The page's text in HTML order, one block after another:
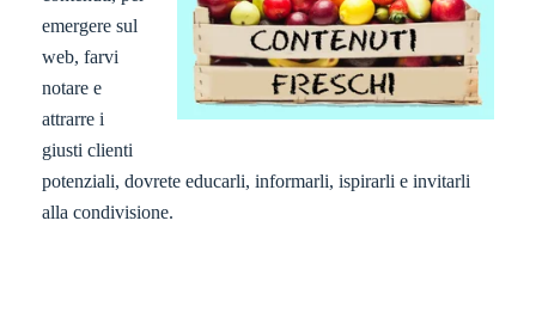
emergere sul
web, farvi
notare e
attrarre i
giusti clienti
potenziali, dovrete educarli, informarli, ispirarli e invitarli
alla condivisione.